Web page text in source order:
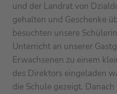
und der Landrat von
gehalten und Geschenke
besuchten unsere
Unterricht an unserer
Erwachsenen zu einem
des Direktors eingeladen
die Schule gezeigt.